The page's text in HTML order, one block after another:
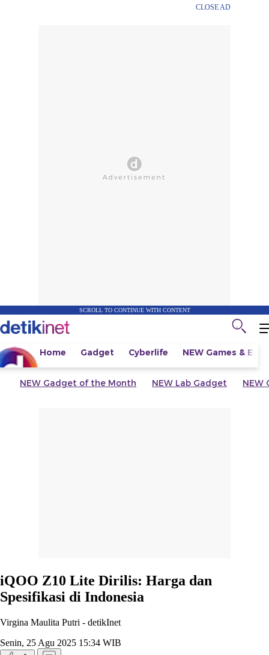
CLOSE AD
SCROLL TO CONTINUE WITH CONTENT
Home Gadget Cyberlife NEW Games &
NEW Gadget of the Month NEW Lab Gadget NEW
iQOO Z10 Lite Dirilis: Harga dan
Spesifikasi di Indonesia
Virgina Maulita Putri - detikInet
Senin, 25 Agu 2025 15:34 WIB